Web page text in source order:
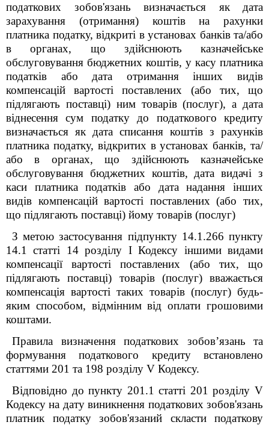
податкових зобов'язань визначається як дата
зарахування (отримання) коштів на рахунки
платника податку, відкриті в установах банків та/або
в органах, що здійснюють казначейське
обслуговування бюджетних коштів, у касу платника
податків або дата отримання інших видів
компенсацій вартості поставлених (або тих, що
підлягають поставці) ним товарів (послуг), а дата
віднесення сум податку до податкового кредиту
визначається як дата списання коштів з рахунків
платника податку, відкритих в установах банків, та/
або в органах, що здійснюють казначейське
обслуговування бюджетних коштів, дата видачі з
каси платника податків або дата надання інших
видів компенсацій вартості поставлених (або тих,
що підлягають поставці) йому товарів (послуг)
З метою застосування підпункту 14.1.266 пункту
14.1 статті 14 розділу І Кодексу іншими видами
компенсації вартості поставлених (або тих, що
підлягають поставці) товарів (послуг) вважається
компенсація вартості таких товарів (послуг) будь-
яким способом, відмінним від оплати грошовими
коштами.
Правила визначення податкових зобов’язань та
формування податкового кредиту встановлено
статтями 201 та 198 розділу V Кодексу.
Відповідно до пункту 201.1 статті 201 розділу V
Кодексу на дату виникнення податкових зобов'язань
платник податку зобов'язаний скласти податкову